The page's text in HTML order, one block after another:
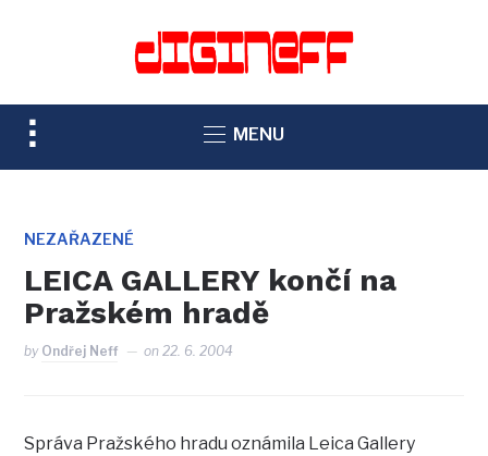
TOGGLE
SIDEBAR
NAVIGATION
MENU
NEZAŘAZENÉ
LEICA GALLERY končí na
Pražském hradě
by Ondřej Neff on22. 6. 2004
Správa Pražského hradu oznámila Leica Gallery